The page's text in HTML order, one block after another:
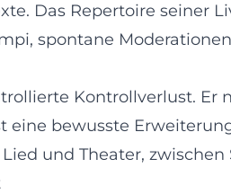
Das Repertoire seiner
spontane
Kontrollverlust. Er
eine bewusste
und Theater,